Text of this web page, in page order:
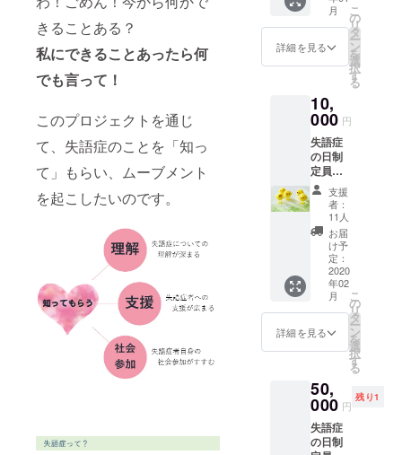
きることある？
私にできることあったら何
でも言って！
このプロジェクトを通じ
て、失語症のことを「知っ
て」もらい、ムーブメント
を起こしたいのです。
藤ゆう
子、鈴
子、相
馬肖
平、廣
瀬綾奈
発行
者：八
島三
男
NPO法
人日本
失語症
協議会
本の内
容など
の詳細
はこち
http://w
ww.japc
.info/jap
m#kyo
ugikasi
noshup
pan
辞退す
ること
もでき
がこの
活動の
合わな
いよう
な場
合、掲
載方法
につい
て相談
させて
いただ
く場合
もござ
いま
す。 掲
載され
https://
peraich
i.com/la
nding_p
ages/vi
覚士を
襲った
高次脳
機能障
(著)に、
お礼文
（サン
キュー
レ
ター）
を添え
て送り
ます。
発送
は、ク
ラウド
ファン
ディン
グ終了
後とな
りま
ウド
ファン
グで
は、支
月
詳細を見る
こ
の
リ
タ
ー
ン
を
選
択
す
る
10,
000 円
失語症
の日制
定員会
のホー
ムペー
ジと、
失語症
の日記
念イベ
ントパ
ンフ
レット
にお名
前掲載
（ホー
は2月以
降）
ホーム
ページ
と、失
支援
者：
11人
お届
け予
定：
2020
年02
月
詳細を見る
こ
の
リ
タ
ー
ン
を
選
択
す
る
50,
000 円
残り1
失語症
の日制